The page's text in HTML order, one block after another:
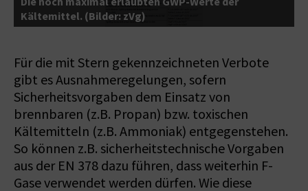
Kältemittel. (Bilder: zVg)
Für die mit Stern gekennzeichneten Verbote
gibt es Ausnahmeregelungen, sofern
Sicherheitsvorgaben dem Einsatz von
brennbaren (z.B. Propan) bzw. toxischen
Kältemitteln (z.B. Ammoniak) entgegenstehen.
So können z.B. sicherheitstechnische Vorgaben
aus der EN 378 dazu führen, dass weiterhin F-
Gase verwendet werden dürfen. Wie diese